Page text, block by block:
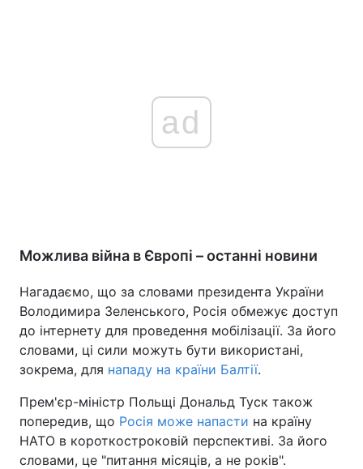
ad
Можлива війна в Європі – останні новини
Нагадаємо, що за словами президента України
Володимира Зеленського, Росія обмежує доступ
до інтернету для проведення мобілізації. За його
словами, ці сили можуть бути використані,
зокрема, для нападу на країни Балтії.
Прем'єр-міністр Польщі Дональд Туск також
попередив, що Росія може напасти на країну
НАТО в короткостроковій перспективі. За його
словами, це "питання місяців, а не років".